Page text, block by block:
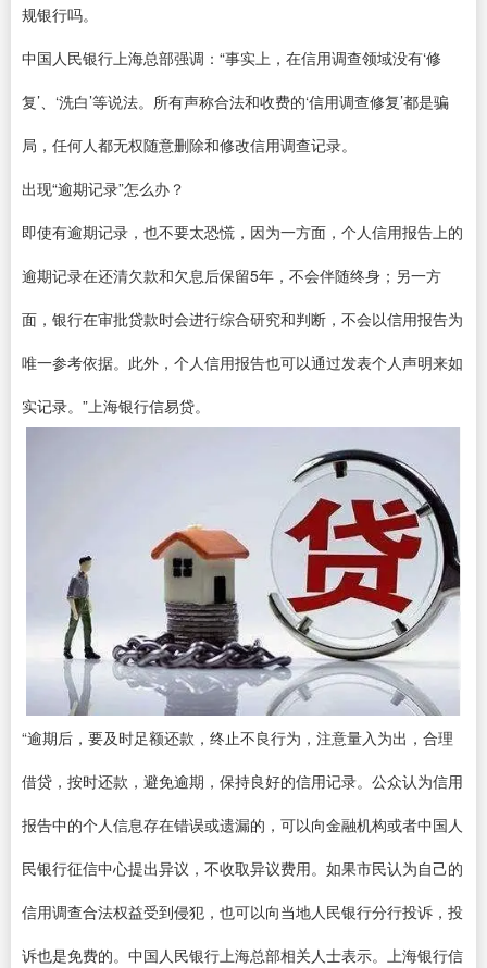
规银行吗。
中国人民银行上海总部强调：“事实上，在信用调查领域没有‘修
复’、‘洗白’等说法。所有声称合法和收费的‘信用调查修复’都是骗
局，任何人都无权随意删除和修改信用调查记录。
出现“逾期记录”怎么办？
即使有逾期记录，也不要太恐慌，因为一方面，个人信用报告上的
逾期记录在还清欠款和欠息后保留5年，不会伴随终身；另一方
面，银行在审批贷款时会进行综合研究和判断，不会以信用报告为
唯一参考依据。此外，个人信用报告也可以通过发表个人声明来如
实记录。”上海银行信易贷。
“逾期后，要及时足额还款，终止不良行为，注意量入为出，合理
借贷，按时还款，避免逾期，保持良好的信用记录。公众认为信用
报告中的个人信息存在错误或遗漏的，可以向金融机构或者中国人
民银行征信中心提出异议，不收取异议费用。如果市民认为自己的
信用调查合法权益受到侵犯，也可以向当地人民银行分行投诉，投
诉也是免费的。中国人民银行上海总部相关人士表示。上海银行信